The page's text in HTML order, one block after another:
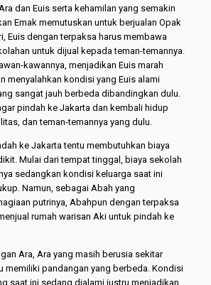
dan Euis serta kehamilan yang semakin
Emak memutuskan untuk berjualan Opak
Euis dengan terpaksa harus membawa
untuk dijual kepada teman-temannya.
kawannya, menjadikan Euis marah
menyalahkan kondisi yang Euis alami
sangat jauh berbeda dibandingkan dulu.
pindah ke Jakarta dan kembali hidup
dan teman-temannya yang dulu.
ke Jakarta tentu membutuhkan biaya
Mulai dari tempat tinggal, biaya sekolah
sedangkan kondisi keluarga saat ini
Namun, sebagai Abah yang
putrinya, Abahpun dengan terpaksa
rumah warisan Aki untuk pindah ke
Ara, Ara yang masih berusia sekitar
memiliki pandangan yang berbeda. Kondisi
saat ini sedang dialami justru menjadikan